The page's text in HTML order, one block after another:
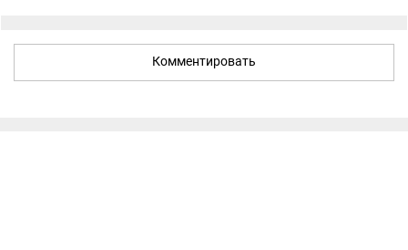
Комментировать